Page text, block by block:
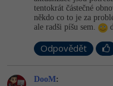
ASP.NET MVC
Django
MS-SQL
SQLite
3D grafik
Projektový
VB.NET
SQL
Copywriting -
MS Office -80%
tentokrát částečné
někdo co to je za
ale radši píšu sem.
Odpovědět
DooM: